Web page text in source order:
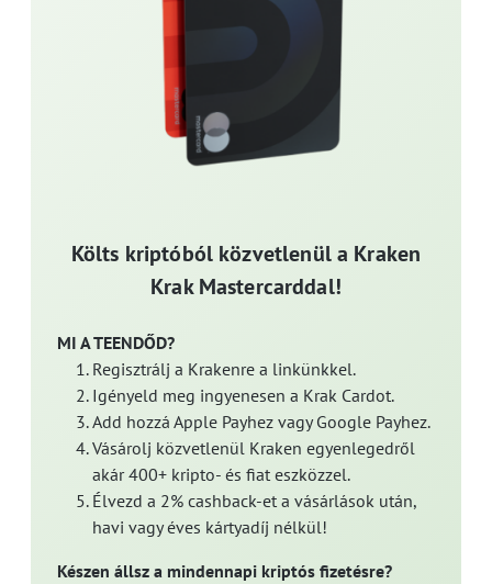
Költs kriptóból közvetlenül a Kraken
Krak Mastercarddal!
MI A TEENDŐD?
Regisztrálj a Krakenre a linkünkkel.
Igényeld meg ingyenesen a Krak Cardot.
Add hozzá Apple Payhez vagy Google Payhez.
Vásárolj közvetlenül Kraken egyenlegedről
akár 400+ kripto- és fiat eszközzel.
Élvezd a 2% cashback-et a vásárlások után,
havi vagy éves kártyadíj nélkül!
Készen állsz a mindennapi kriptós fizetésre?